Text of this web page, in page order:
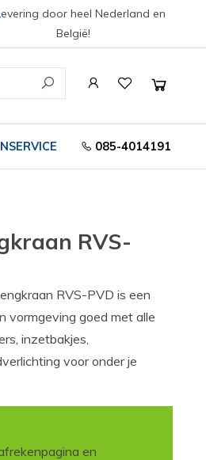
door heel Nederland en
België!
085-4014191
RVS-
RVS-PVD is een
vormgeving goed met alle
inzetbakjes,
voor onder je
en